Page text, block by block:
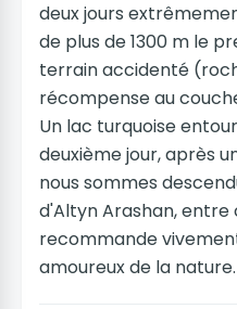
deux jours
de plus de 1300 m le
terrain accidenté
récompense au
Un lac turquoise
deuxième jour, après
nous sommes
d'Altyn Arashan,
recommande
amoureux de la nature.